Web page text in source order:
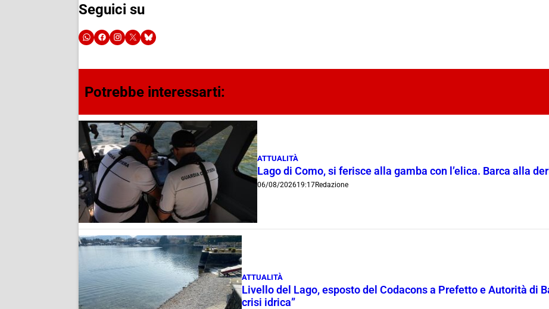
Seguici su
Potrebbe interessarti:
ATTUALITÀ
Lago di Como, si ferisce alla gamba con l’elica. Barca alla
06/08/202619:17Redazione
ATTUALITÀ
Livello del Lago, esposto del Codacons a Prefetto e Autorità di
crisi idrica”